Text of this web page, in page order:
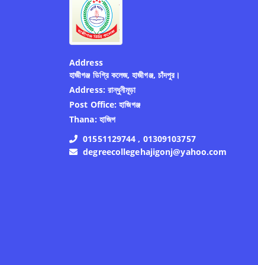
Address
হাজীগঞ্জ ডিগ্রি কলেজ, হাজীগঞ্জ, চাঁদপুর।
Address: রান্ধুনীমূড়া
Post Office: হাজিগঞ্জ
Thana: হাজিগ
01551129744 , 01309103757
degreecollegehajigonj@yahoo.com